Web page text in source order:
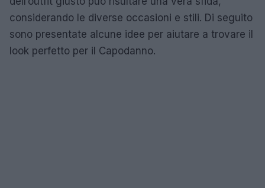
considerando le diverse occasioni e stili. Di seguito
sono presentate alcune idee per aiutare a trovare il
look perfetto per il Capodanno.